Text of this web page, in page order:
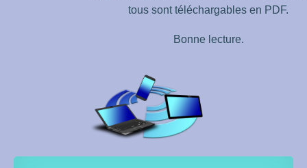
tous sont téléchargables en PDF.
Bonne lecture.